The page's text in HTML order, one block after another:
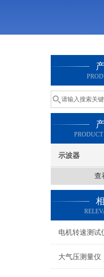
示波器
查
电机转速测试
大气压测量仪